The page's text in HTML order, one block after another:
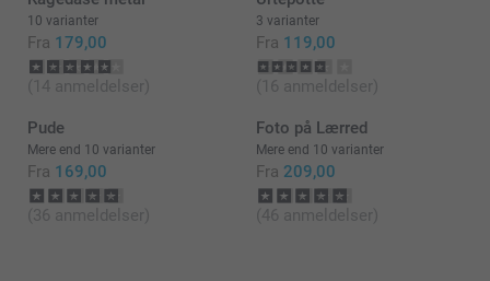
Hav en fortsat god dag!
Venlig hilsen
10 varianter
Fra 179,00
(14 anmeldelser)
3 varianter
Fra 119,00
(16 anmeldelser)
Pude
Mere end 10 varianter
Fra 169,00
(36 anmeldelser)
Foto på Lærred
Mere end 10 varianter
Fra 209,00
(46 anmeldelser)